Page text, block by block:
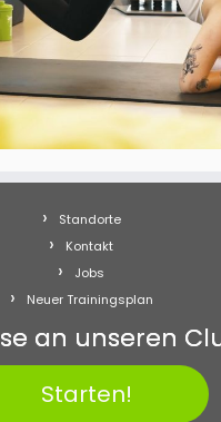
Standorte
Kontakt
Jobs
Neuer Trainingsplan
an unseren
Starten!